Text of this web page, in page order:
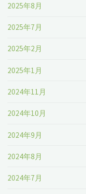
2025年8月
2025年7月
2025年2月
2025年1月
2024年11月
2024年10月
2024年9月
2024年8月
2024年7月